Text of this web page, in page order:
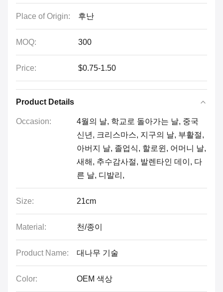
Place of Origin: 후난
MOQ: 300
Price: $0.75-1.50
Product Details
Occasion:
4월의 날, 학교로 돌아가는 날, 중국
신년, 크리스마스, 지구의 날, 부활절,
아버지 날, 졸업식, 할로윈, 어머니 날,
새해, 추수감사절, 발렌타인 데이, 다
른 날, 디발리,
Size: 21cm
Material: 천/종이
Product Name: 대나무 기술
Color: OEM 색상